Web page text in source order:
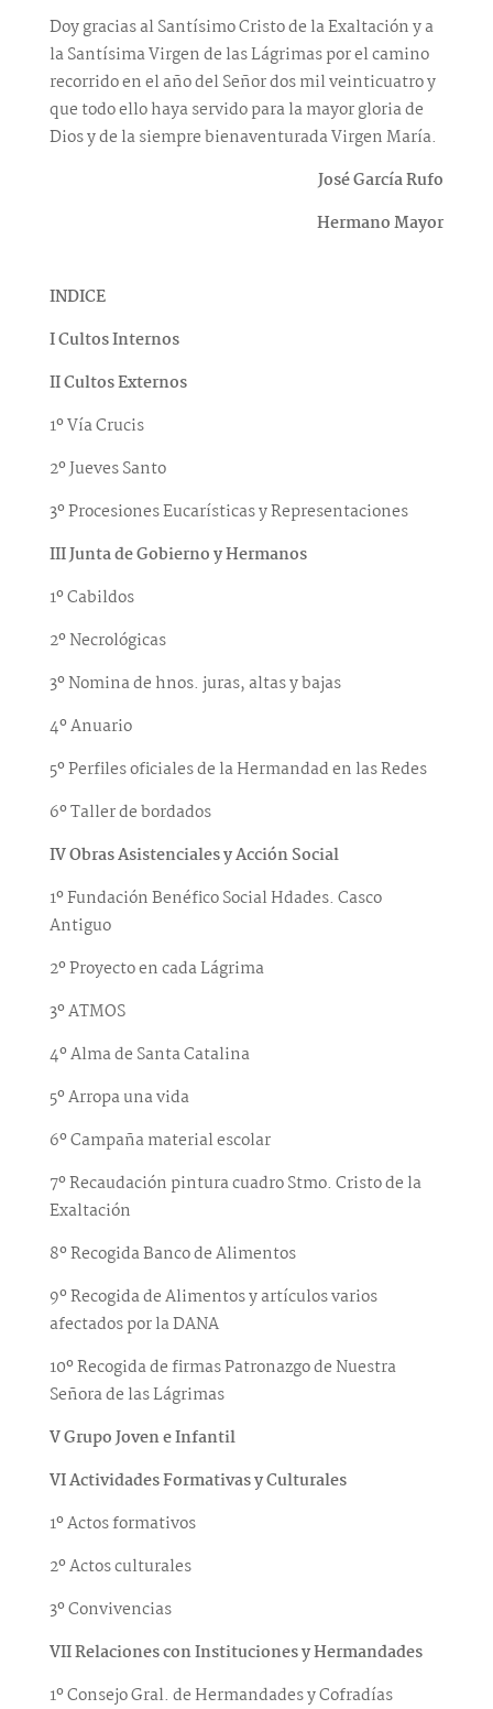
Doy gracias al Santísimo Cristo de la Exaltación y a
la Santísima Virgen de las Lágrimas por el camino
recorrido en el año del Señor dos mil veinticuatro y
que todo ello haya servido para la mayor gloria de
Dios y de la siempre bienaventurada Virgen María.
José García Rufo
Hermano Mayor
INDICE
I Cultos Internos
II Cultos Externos
1º Vía Crucis
2º Jueves Santo
3º Procesiones Eucarísticas y Representaciones
III Junta de Gobierno y Hermanos
1º Cabildos
2º Necrológicas
3º Nomina de hnos. juras, altas y bajas
4º Anuario
5º Perfiles oficiales de la Hermandad en las Redes
6º Taller de bordados
IV Obras Asistenciales y Acción Social
1º Fundación Benéfico Social Hdades. Casco
Antiguo
2º Proyecto en cada Lágrima
3º ATMOS
4º Alma de Santa Catalina
5º Arropa una vida
6º Campaña material escolar
7º Recaudación pintura cuadro Stmo. Cristo de la
Exaltación
8º Recogida Banco de Alimentos
9º Recogida de Alimentos y artículos varios
afectados por la DANA
10º Recogida de firmas Patronazgo de Nuestra
Señora de las Lágrimas
V Grupo Joven e Infantil
VI Actividades Formativas y Culturales
1º Actos formativos
2º Actos culturales
3º Convivencias
VII Relaciones con Instituciones y Hermandades
1º Consejo Gral. de Hermandades y Cofradías